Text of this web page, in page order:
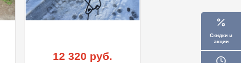
Скидки и
акции
12 320 руб.